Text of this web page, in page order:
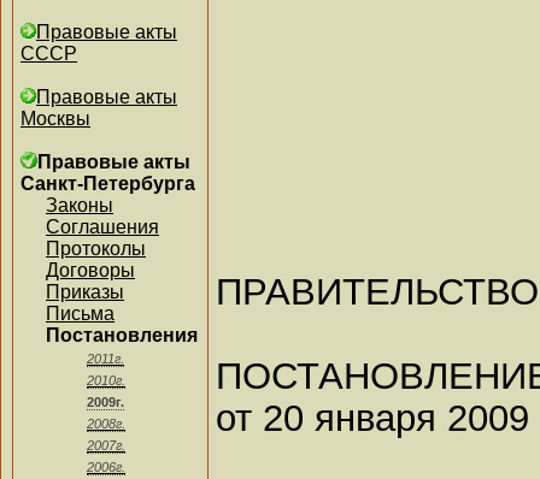
Правовые акты
СССР
Правовые акты
Москвы
Правовые акты
Санкт-Петербурга
Законы
Соглашения
Протоколы
Договоры
Приказы
Письма
Постановления
2011г.
2010г.
2009г.
2008г.
2007г.
2006г.
от 20 января 2009